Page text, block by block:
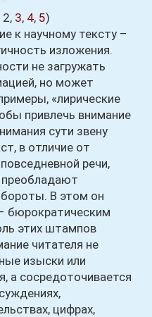
2, 3, 4, 5)
к научному тексту –
изложения.
не загружать
но может
«лирические
привлечь внимание
сути звену
в отличие от
речи,
В этом он
бюрократическим
этих штампов
читателя не
изыски или
а сосредоточивается
цифрах,